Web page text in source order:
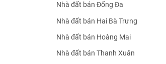
Nhà đất bán Đống Đa
Nhà đất bán Hai Bà Trưng
Nhà đất bán Hoàng Mai
Nhà đất bán Thanh Xuân